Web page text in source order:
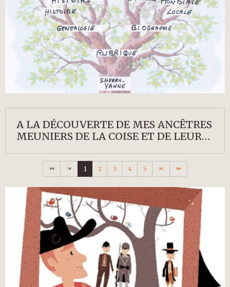
A LA DÉCOUVERTE DE MES ANCÊTRES
MEUNIERS DE LA COISE ET DE LEURS
1 2 3 4 5